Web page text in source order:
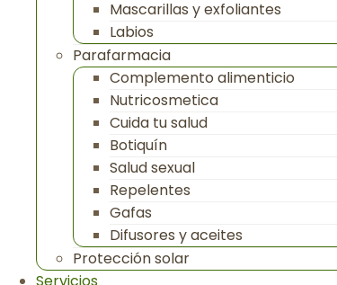
Mascarillas y exfoliantes
Labios
Parafarmacia
Complemento alimenticio
Nutricosmetica
Cuida tu salud
Botiquín
Salud sexual
Repelentes
Gafas
Difusores y aceites
Protección solar
Servicios